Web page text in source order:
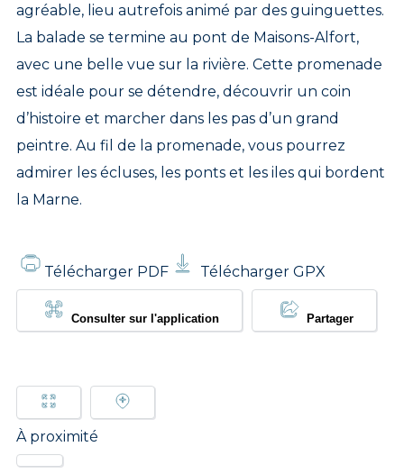
agréable, lieu autrefois animé par des guinguettes.
La balade se termine au pont de Maisons-Alfort,
avec une belle vue sur la rivière. Cette promenade
est idéale pour se détendre, découvrir un coin
d’histoire et marcher dans les pas d’un grand
peintre. Au fil de la promenade, vous pourrez
admirer les écluses, les ponts et les iles qui bordent
la Marne.
Télécharger PDF Télécharger GPX
Consulter sur l'application Partager
À proximité